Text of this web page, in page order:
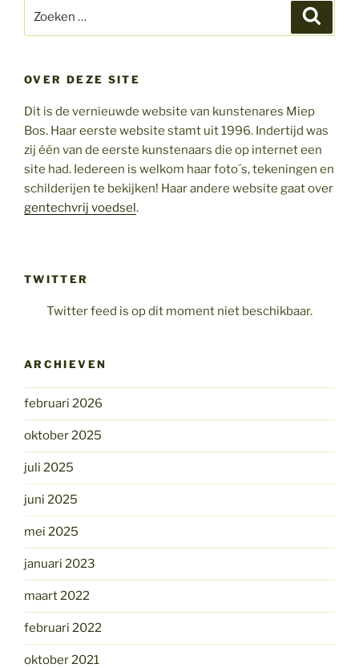
naar:
OVER DEZE SITE
Dit is de vernieuwde website van kunstenares Miep
Bos. Haar eerste website stamt uit 1996. Indertijd was
zij één van de eerste kunstenaars die op internet een
site had. Iedereen is welkom haar foto´s, tekeningen en
schilderijen te bekijken! Haar andere website gaat over
gentechvrij voedsel.
TWITTER
Twitter feed is op dit moment niet beschikbaar.
ARCHIEVEN
februari 2026
oktober 2025
juli 2025
juni 2025
mei 2025
januari 2023
maart 2022
februari 2022
oktober 2021